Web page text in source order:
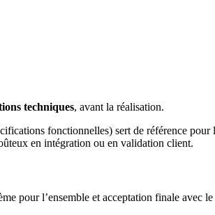
techniques, avant la réalisation.
fonctionnelles) sert de référence pour
en intégration ou en validation client.
pour l’ensemble et acceptation finale avec